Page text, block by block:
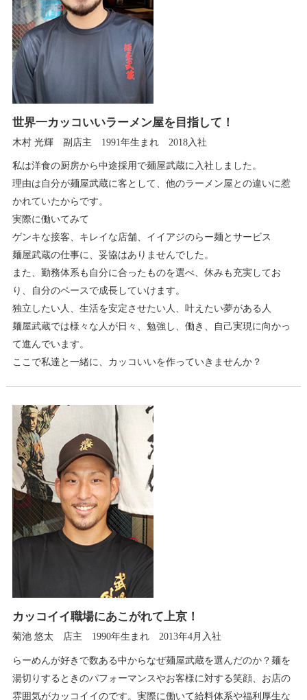
世界一カッコいいラーメン屋を目指して！
木村 光輝 副店主 1991年生まれ 2018入社
私は洋食の厨房から中途採用で麺屋武蔵に入社しました。
理由は自分が麺屋武蔵に客として、他のラーメン屋との違いに惹
かれていたからです。
実際に働いてみて
ゲンキな接客、キレイな店舗、イイアジのらー麺とサービス
麺屋武蔵の仕事に、妥協はありませんでした。
また、勤務体系も自分に合ったものを選べ、休みも充実してお
り、自分のペースで成長していけます。
独立したい人、生活を安定させたい人、叶えたい夢がある人
麺屋武蔵では様々な人が日々、勉強し、働き、自己実現に向かっ
て進んでいます。
ここで私達と一緒に、カッコいいを作っていきませんか？
カッコイイ職場にあこがれて上京！
菊池 悠太 店主 1990年生まれ 2013年4月入社
らーめんが好きで数ある中からなぜ麺屋武蔵を選んだのか？麺を
湯切りするときのパフォーマンスやお客様に対する笑顔、お店の
雰囲気がカッコイイのです。実際に働いて給料体系や福利厚生な